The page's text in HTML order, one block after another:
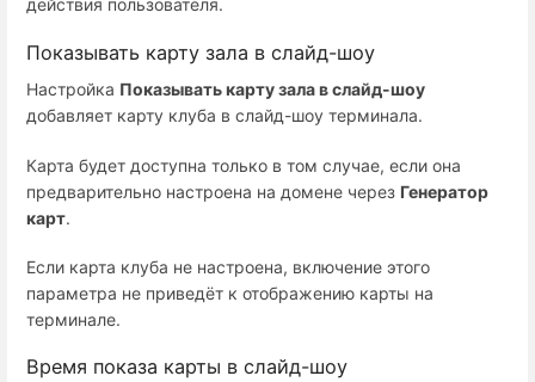
действия пользователя.
Показывать карту зала в слайд-шоу
Настройка Показывать карту зала в слайд-шоу
добавляет карту клуба в слайд-шоу терминала.
Карта будет доступна только в том случае, если она
предварительно настроена на домене через Генератор
карт.
Если карта клуба не настроена, включение этого
параметра не приведёт к отображению карты на
терминале.
Время показа карты в слайд-шоу